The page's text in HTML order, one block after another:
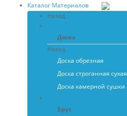
Каталог Материалов
Назад
Доска
Назад
Доска обрезная
Доска строганная сухая
Доска камерной сушки
Брус